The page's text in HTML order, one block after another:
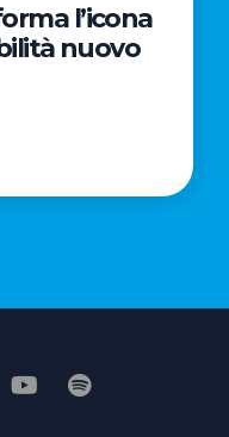
l’icona
nuovo
della
giuria